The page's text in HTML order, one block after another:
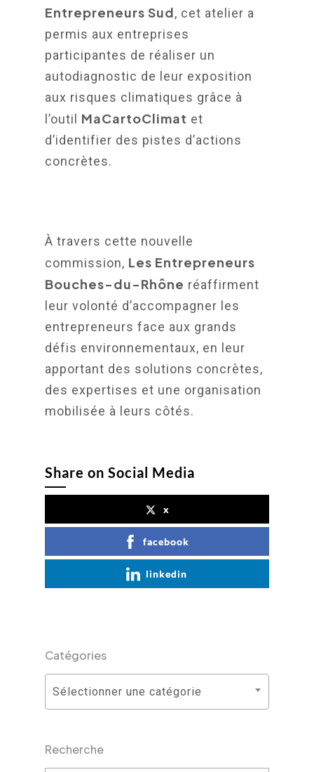
Entrepreneurs Sud, cet atelier a
permis aux entreprises
participantes de réaliser un
autodiagnostic de leur exposition
aux risques climatiques grâce à
l’outil MaCartoClimat et
d’identifier des pistes d’actions
concrètes.
À travers cette nouvelle
commission, Les Entrepreneurs
Bouches-du-Rhône réaffirment
leur volonté d’accompagner les
entrepreneurs face aux grands
défis environnementaux, en leur
apportant des solutions concrètes,
des expertises et une organisation
mobilisée à leurs côtés.
Share on Social Media
x
facebook
linkedin
Catégories
Sélectionner une catégorie
Recherche